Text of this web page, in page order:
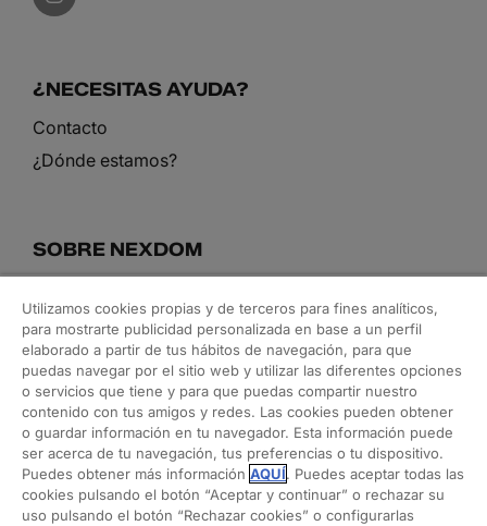
¿NECESITAS AYUDA?
Contacto
¿Dónde estamos?
SOBRE NEXDOM
Blog
NUESTROS SERVICIOS
Arquitectura y rehabilitación
Interiorismo y decoración
Orden en casa
Utilizamos cookies propias y de terceros para fines analíticos,
para mostrarte publicidad personalizada en base a un perfil
elaborado a partir de tus hábitos de navegación, para que
puedas navegar por el sitio web y utilizar las diferentes opciones
o servicios que tiene y para que puedas compartir nuestro
contenido con tus amigos y redes. Las cookies pueden obtener
o guardar información en tu navegador. Esta información puede
ser acerca de tu navegación, tus preferencias o tu dispositivo.
Puedes obtener más información AQUÍ. Puedes aceptar todas las
cookies pulsando el botón “Aceptar y continuar” o rechazar su
uso pulsando el botón “Rechazar cookies” o configurarlas